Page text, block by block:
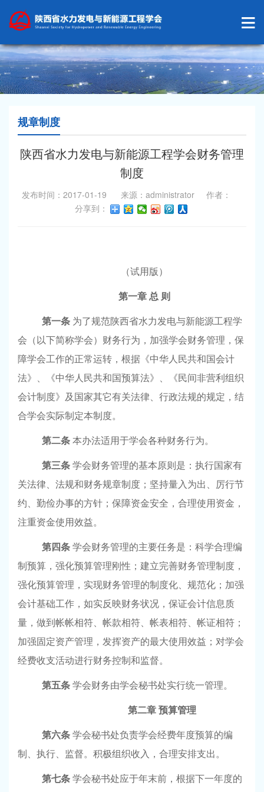
规章制度
陕西省水力发电与新能源工程学会财务管理
制度
发布时间：2017-01-19 来源：administrator 作者：
分享到：
（试用版）
第一章 总 则
第一条 为了规范陕西省水力发电与新能源工程学
会（以下简称学会）财务行为，加强学会财务管理，保
障学会工作的正常运转，根据《中华人民共和国会计
法》、《中华人民共和国预算法》、《民间非营利组织
会计制度》及国家其它有关法律、行政法规的规定，结
合学会实际制定本制度。
第二条 本办法适用于学会各种财务行为。
第三条 学会财务管理的基本原则是：执行国家有
关法律、法规和财务规章制度；坚持量入为出、厉行节
约、勤俭办事的方针；保障资金安全，合理使用资金，
注重资金使用效益。
第四条 学会财务管理的主要任务是：科学合理编
制预算，强化预算管理刚性；建立完善财务管理制度，
强化预算管理，实现财务管理的制度化、规范化；加强
会计基础工作，如实反映财务状况，保证会计信息质
量，做到帐帐相符、帐款相符、帐表相符、帐证相符；
加强固定资产管理，发挥资产的最大使用效益；对学会
经费收支活动进行财务控制和监督。
第五条 学会财务由学会秘书处实行统一管理。
第二章 预算管理
第六条 学会秘书处负责学会经费年度预算的编
制、执行、监督。积极组织收入，合理安排支出。
第七条 学会秘书处应于年末前，根据下一年度的